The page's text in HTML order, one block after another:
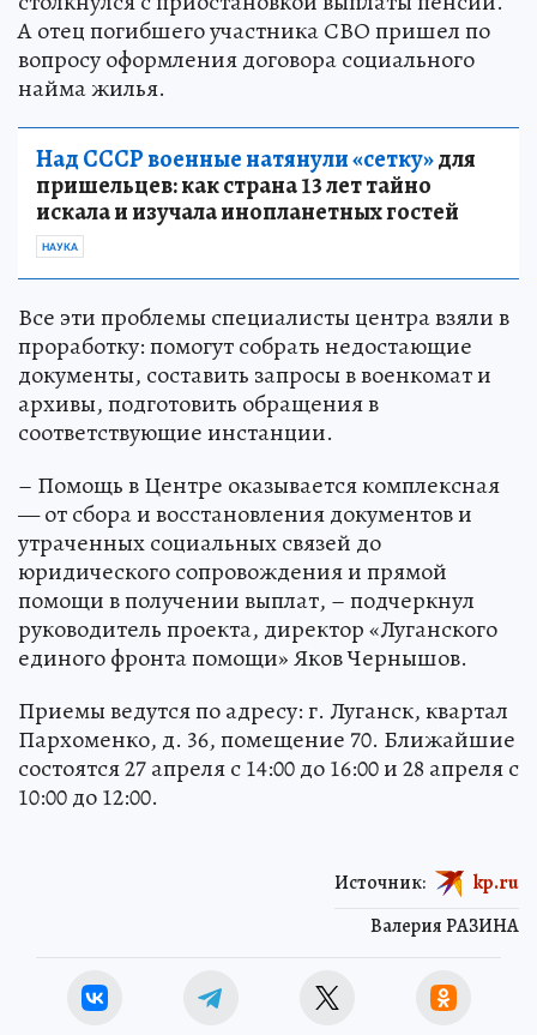
А отец погибшего участника СВО пришел по
вопросу оформления договора социального
найма жилья.
Над СССР военные натянули «сетку»для
пришельцев: как страна 13 лет тайно
искала и изучала инопланетных гостей
НАУКА
Все эти проблемы специалисты центра взяли в
проработку: помогут собрать недостающие
документы, составить запросы в военкомат и
архивы, подготовить обращения в
соответствующие инстанции.
– Помощь в Центре оказывается комплексная
— от сбора и восстановления документов и
утраченных социальных связей до
юридического сопровождения и прямой
помощи в получении выплат, – подчеркнул
руководитель проекта, директор «Луганского
единого фронта помощи» Яков Чернышов.
Приемы ведутся по адресу: г. Луганск, квартал
Пархоменко, д. 36, помещение 70. Ближайшие
состоятся 27 апреля с 14:00 до 16:00 и 28 апреля с
10:00 до 12:00.
Валерия РАЗИНА
Источник: kp.ru